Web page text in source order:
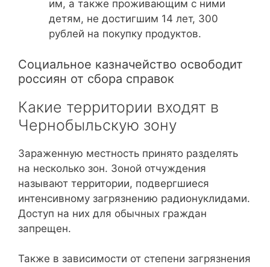
им, а также проживающим с ними
детям, не достигшим 14 лет, 300
рублей на покупку продуктов.
Социальное казначейство освободит
россиян от сбора справок
Какие территории входят в
Чернобыльскую зону
Зараженную местность принято разделять
на несколько зон. Зоной отчуждения
называют территории, подвергшиеся
интенсивному загрязнению радионуклидами.
Доступ на них для обычных граждан
запрещен.
Также в зависимости от степени загрязнения